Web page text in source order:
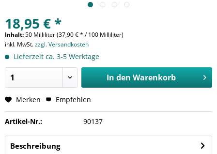
18,95 € *
Inhalt:50 Milliliter (37,90 € * / 100 Milliliter)
inkl. MwSt.zzgl. Versandkosten
Lieferzeit ca. 3-5 Werktage
In den Warenkorb
Merken Empfehlen
Artikel-Nr.: 90137
Beschreibung